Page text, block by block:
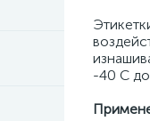
-40 С